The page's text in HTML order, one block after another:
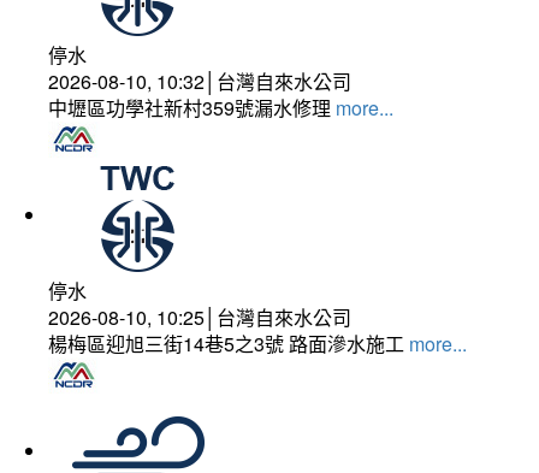
停水
2026-08-10, 10:32│台灣自來水公司
中壢區功學社新村359號漏水修理 more...
停水
2026-08-10, 10:25│台灣自來水公司
楊梅區迎旭三街14巷5之3號 路面滲水施工 more...